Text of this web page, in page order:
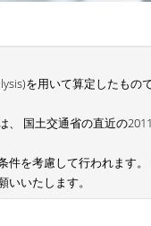
を用いて算定したもの
国土交通省の直近の
を考慮して行われます
いたします。